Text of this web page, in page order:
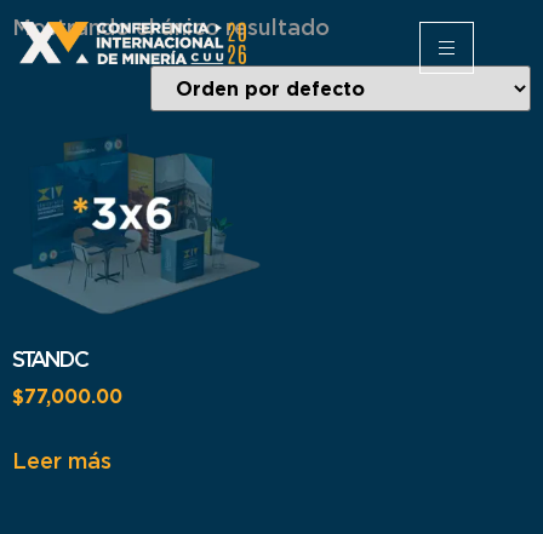
Mostrando el único resultado
STAND C
$77,000.00
Leer más